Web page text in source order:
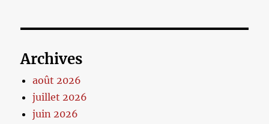
Archives
août 2026
juillet 2026
juin 2026